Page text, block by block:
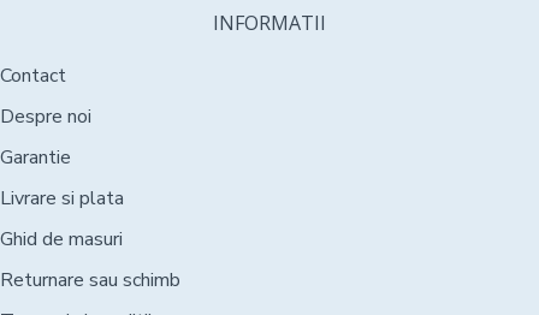
INFORMATII
Contact
Despre noi
Garantie
Livrare si plata
Ghid de masuri
Returnare sau schimb